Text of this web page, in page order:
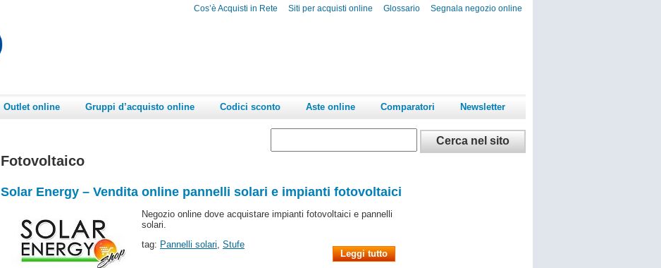
Segnala negozio online
Glossario
Siti per acquisti online
Cos’è Acquisti in Rete
Outlet online Gruppi d’acquisto online Codici sconto Aste online Comparatori Newsletter
Fotovoltaico
Solar Energy – Vendita online pannelli solari e impianti fotovoltaici
Negozio online dove acquistare impianti fotovoltaici e pannelli
solari.
Leggi tutto
tag: Pannelli solari Stufe